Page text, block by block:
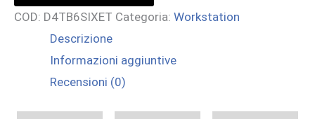
G1I
32GB/1TB
COD: D4TB6SIXET Categoria: Workstation
Descrizione
Informazioni aggiuntive
Recensioni (0)